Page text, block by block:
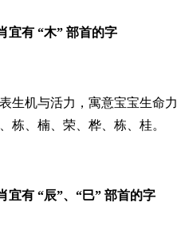
宜有 “木” 部首的字
生机与活力，寓意宝宝生命
栋、楠、荣、桦、栋、桂。
宜有 “辰”、“巳” 部首的字